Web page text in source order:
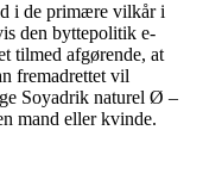
i de primære vilkår i
den byttepolitik e-
tilmed afgørende, at
fremadrettet vil
Soyadrik naturel Ø –
mand eller kvinde.